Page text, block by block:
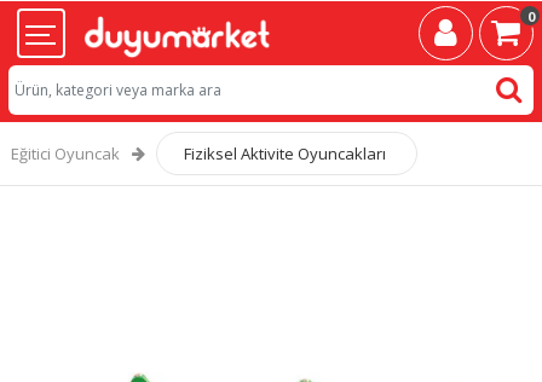
0
Eğitici Oyuncak Fiziksel Aktivite Oyuncakları